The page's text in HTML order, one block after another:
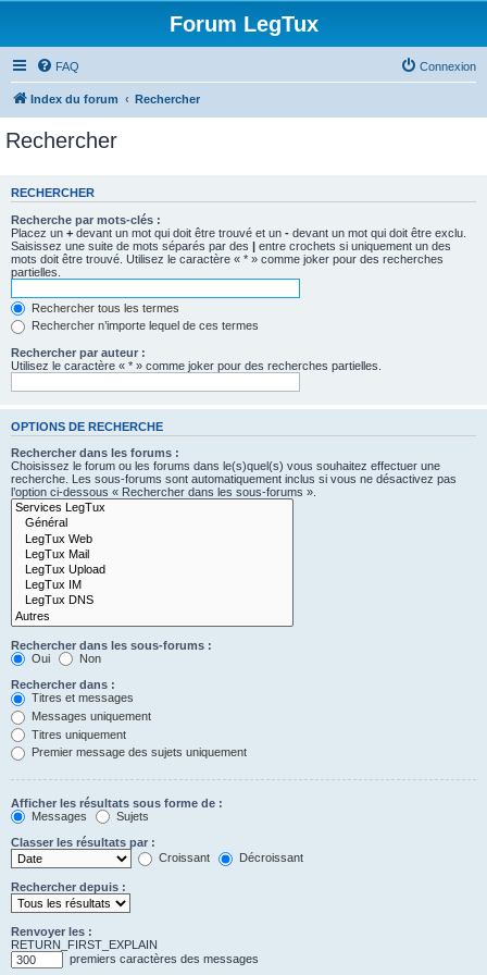
Forum LegTux
FAQ Connexion
Index du forum Rechercher
Rechercher
RECHERCHER
Recherche par mots-clés :
Placez un + devant un mot qui doit être trouvé et un - devant un mot qui doit être exclu.
Saisissez une suite de mots séparés par des | entre crochets si uniquement un des
mots doit être trouvé. Utilisez le caractère « * » comme joker pour des recherches
partielles.
Rechercher tous les termes
Rechercher n’importe lequel de ces termes
Rechercher par auteur :
Utilisez le caractère « * » comme joker pour des recherches partielles.
OPTIONS DE RECHERCHE
Rechercher dans les forums :
Choisissez le forum ou les forums dans le(s)quel(s) vous souhaitez effectuer une
recherche. Les sous-forums sont automatiquement inclus si vous ne désactivez pas
l’option ci-dessous « Rechercher dans les sous-forums ».
Rechercher dans les sous-forums :
Oui
Non
Rechercher dans :
Titres et messages
Messages uniquement
Titres uniquement
Premier message des sujets uniquement
Afficher les résultats sous forme de :
Messages
Sujets
Classer les résultats par :
Croissant
Décroissant
Rechercher depuis :
Renvoyer les :
RETURN_FIRST_EXPLAIN
premiers caractères des messages